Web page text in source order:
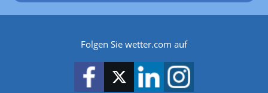
Folgen Sie wetter.com auf